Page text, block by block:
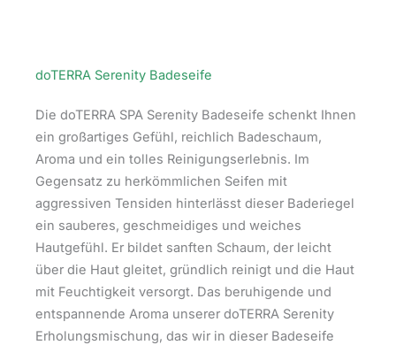
doTERRA Serenity Badeseife
Die doTERRA SPA Serenity Badeseife schenkt Ihnen
ein großartiges Gefühl, reichlich Badeschaum,
Aroma und ein tolles Reinigungserlebnis. Im
Gegensatz zu herkömmlichen Seifen mit
aggressiven Tensiden hinterlässt dieser Baderiegel
ein sauberes, geschmeidiges und weiches
Hautgefühl. Er bildet sanften Schaum, der leicht
über die Haut gleitet, gründlich reinigt und die Haut
mit Feuchtigkeit versorgt. Das beruhigende und
entspannende Aroma unserer doTERRA Serenity
Erholungsmischung, das wir in dieser Badeseife